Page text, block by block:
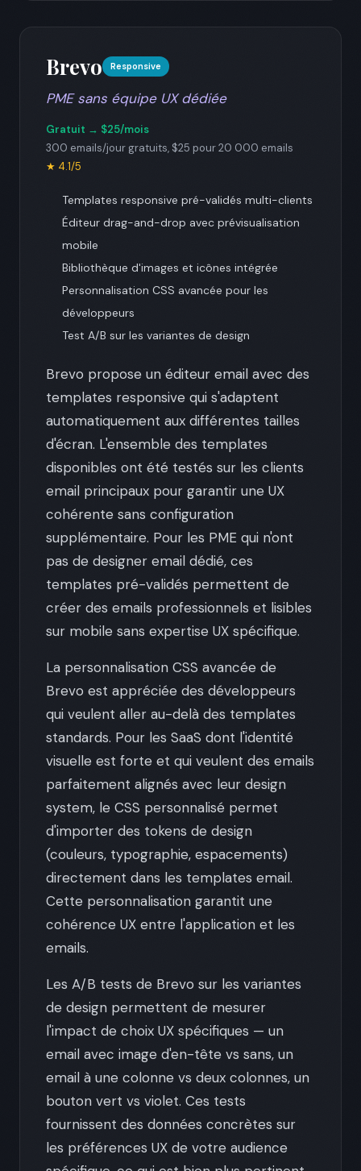
Brevo Responsive
PME sans équipe UX dédiée
Gratuit → $25/mois
300 emails/jour gratuits, $25 pour 20 000 emails
★ 4.1/5
Templates responsive pré-validés multi-clients
Éditeur drag-and-drop avec prévisualisation
mobile
Bibliothèque d'images et icônes intégrée
Personnalisation CSS avancée pour les
développeurs
Test A/B sur les variantes de design
Brevo propose un éditeur email avec des
templates responsive qui s'adaptent
automatiquement aux différentes tailles
d'écran. L'ensemble des templates
disponibles ont été testés sur les clients
email principaux pour garantir une UX
cohérente sans configuration
supplémentaire. Pour les PME qui n'ont
pas de designer email dédié, ces
templates pré-validés permettent de
créer des emails professionnels et lisibles
sur mobile sans expertise UX spécifique.
La personnalisation CSS avancée de
Brevo est appréciée des développeurs
qui veulent aller au-delà des templates
standards. Pour les SaaS dont l'identité
visuelle est forte et qui veulent des emails
parfaitement alignés avec leur design
system, le CSS personnalisé permet
d'importer des tokens de design
(couleurs, typographie, espacements)
directement dans les templates email.
Cette personnalisation garantit une
cohérence UX entre l'application et les
emails.
Les A/B tests de Brevo sur les variantes
de design permettent de mesurer
l'impact de choix UX spécifiques — un
email avec image d'en-tête vs sans, un
email à une colonne vs deux colonnes, un
bouton vert vs violet. Ces tests
fournissent des données concrètes sur
les préférences UX de votre audience